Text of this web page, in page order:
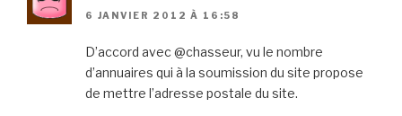
6 JANVIER 2012 À 16:58
D’accord avec @chasseur, vu le nombre
d’annuaires qui à la soumission du site propose
de mettre l’adresse postale du site.